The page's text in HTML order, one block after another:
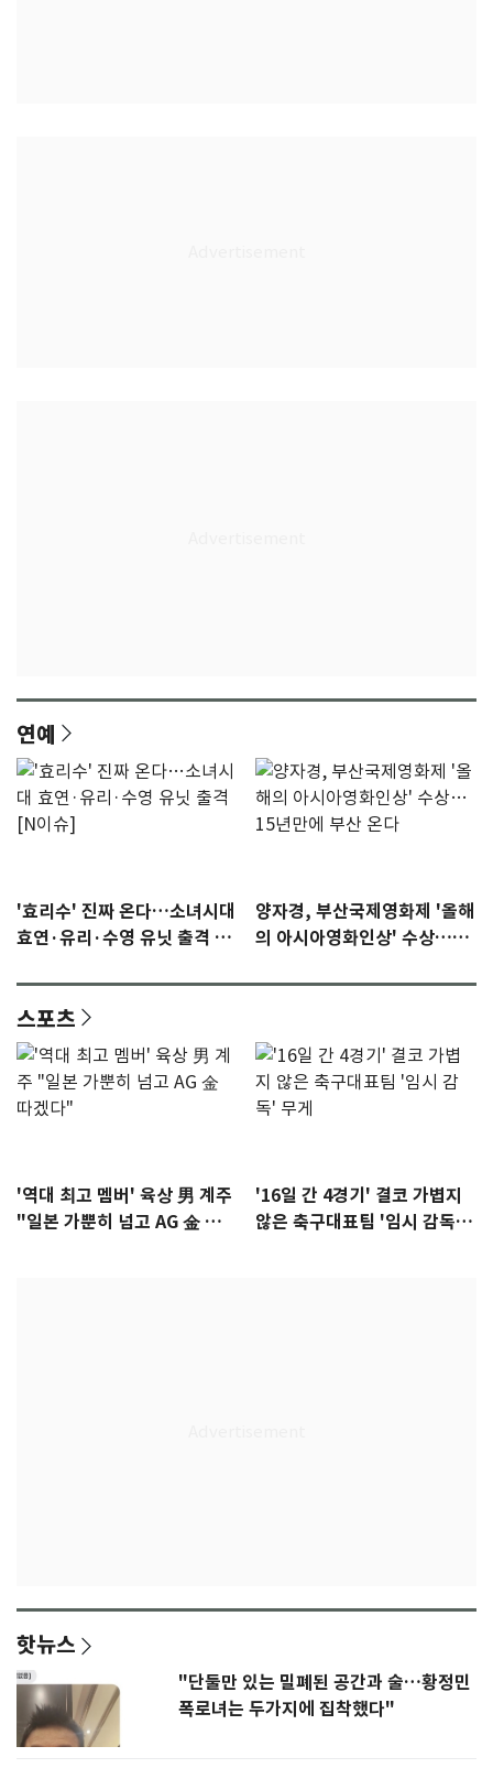
연예
'효리수' 진짜 온다…소녀시대
효연·유리·수영 유닛 출격 [N
양자경, 부산국제영화제 '올해
의 아시아영화인상' 수상…15
스포츠
'역대 최고 멤버' 육상 男 계주
"일본 가뿐히 넘고 AG 金 따겠
'16일 간 4경기' 결코 가볍지
않은 축구대표팀 '임시 감독'
핫뉴스
"단둘만 있는 밀폐된 공간과 술…황정민
폭로녀는 두가지에 집착했다"